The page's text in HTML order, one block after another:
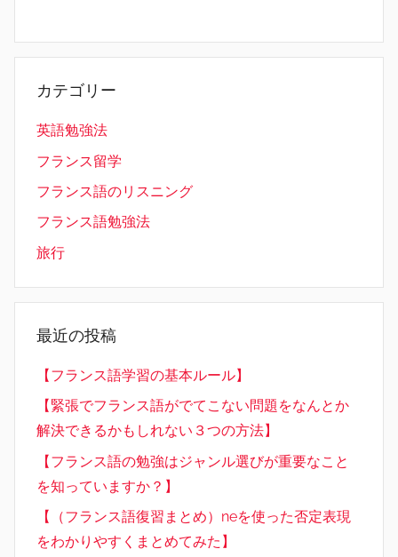
カテゴリー
英語勉強法
フランス留学
フランス語のリスニング
フランス語勉強法
旅行
最近の投稿
【フランス語学習の基本ルール】
【緊張でフランス語がでてこない問題をなんとか
解決できるかもしれない３つの方法】
【フランス語の勉強はジャンル選びが重要なこと
を知っていますか？】
【（フランス語復習まとめ）neを使った否定表現
をわかりやすくまとめてみた】